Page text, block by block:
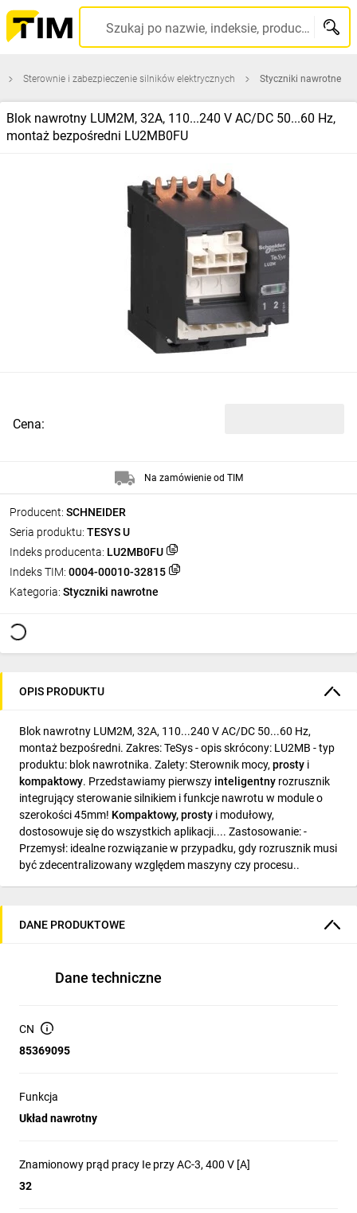
Szukaj po nazwie, indeksie, producencie, kodzie kreskowym...
Sterownie i zabezpieczenie silników elektrycznych Styczniki nawrotne
Blok nawrotny LUM2M, 32A, 110...240 V AC/DC 50...60 Hz,
montaż bezpośredni LU2MB0FU
Producent: SCHNEIDER
Seria produktu: TESYS U
Indeks producenta: LU2MB0FU
Indeks TIM: 0004-00010-32815
Kategoria: Styczniki nawrotne
Cena:
Na zamówienie od TIM
OPIS PRODUKTU
Blok nawrotny LUM2M, 32A, 110...240 V AC/DC 50...60 Hz,
montaż bezpośredni. Zakres: TeSys - opis skrócony: LU2MB - typ
produktu: blok nawrotnika. Zalety: Sterownik mocy, prosty i
kompaktowy. Przedstawiamy pierwszy inteligentny rozrusznik
integrujący sterowanie silnikiem i funkcje nawrotu w module o
szerokości 45mm! Kompaktowy, prosty i modułowy,
dostosowuje się do wszystkich aplikacji.... Zastosowanie: -
Przemysł: idealne rozwiązanie w przypadku, gdy rozrusznik musi
być zdecentralizowany względem maszyny czy procesu..
DANE PRODUKTOWE
Dane techniczne
CN
85369095
Funkcja
Układ nawrotny
Znamionowy prąd pracy Ie przy AC-3, 400 V [A]
32